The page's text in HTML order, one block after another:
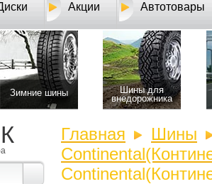
Акции Автотовары
Зимние шины
Шины для
внедорожника
Главная
Шины